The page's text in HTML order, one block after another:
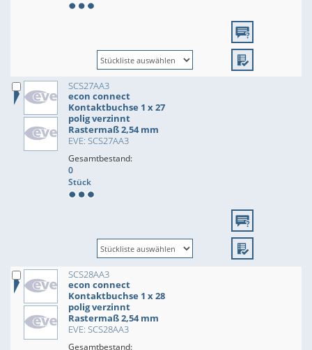
SCS27AA3
econ connect
Kontaktbuchse 1 x 27
polig verzinnt
Rastermaß 2,54 mm
EVE: SCS27AA3
Gesamtbestand:
0
Stück
SCS28AA3
econ connect
Kontaktbuchse 1 x 28
polig verzinnt
Rastermaß 2,54 mm
EVE: SCS28AA3
Gesamtbestand: